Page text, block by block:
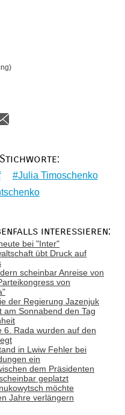
Stichworte:
Julia Timoschenko
interessieren:
bei "Inter"
übt Druck auf
scheinbar Anreise von
von
der Regierung Jazenjuk
am Sonnabend den Tag
6. Rada wurden auf den
in Lwiw Fehler bei
ein
dem Präsidenten
geplatzt
möchte
Jahre verlängern